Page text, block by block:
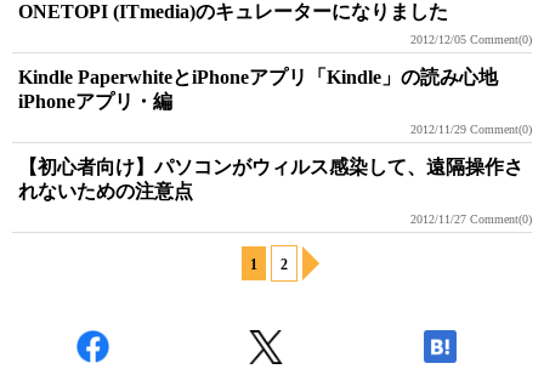
ONETOPI (ITmedia)のキュレーターになりました
2012/12/05 Comment(0)
Kindle PaperwhiteとiPhoneアプリ「Kindle」の読み心地
iPhoneアプリ・編
2012/11/29 Comment(0)
【初心者向け】パソコンがウィルス感染して、遠隔操作さ
れないための注意点
2012/11/27 Comment(0)
1 2